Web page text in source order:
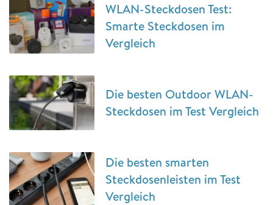
WLAN-Steckdosen Test:
Smarte Steckdosen im
Vergleich
Die besten Outdoor WLAN-
Steckdosen im Test Vergleich
Die besten smarten
Steckdosenleisten im Test
Vergleich